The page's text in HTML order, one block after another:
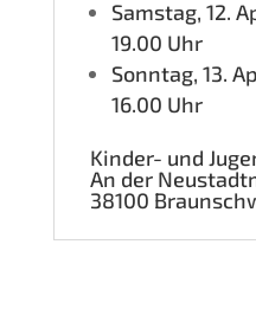
Sams­tag, 12.
19.00 Uhr
Sonn­tag, 13.
16.00 Uhr
Kin­der- und
An der
38100